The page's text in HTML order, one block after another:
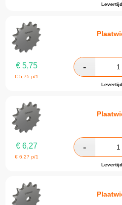
€ 5,75
€5,75 p/1
€ 6,27
€6,27 p/1